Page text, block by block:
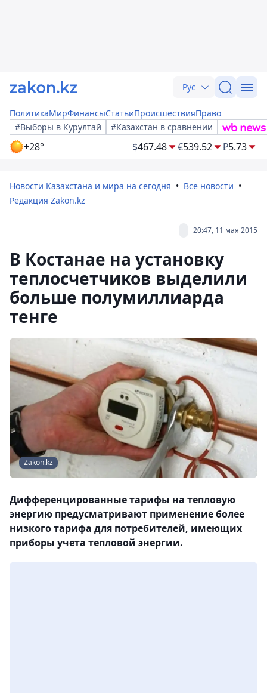
Рус
ПолитикаМирФинансыСтатьиПроисшествияПраво
#Выборы в Курултай
#Казахстан в сравнении
+28° $467.48 €539.52 ₽5.73
Новости Казахстана и мира на сегодня
Все новости
Редакция Zakon.kz
20:47, 11 мая 2015
В Костанае на установку
теплосчетчиков выделили
больше полумиллиарда
тенге
Zakon.kz
Дифференцированные тарифы на тепловую
энергию предусматривают применение более
низкого тарифа для потребителей, имеющих
приборы учета тепловой энергии.